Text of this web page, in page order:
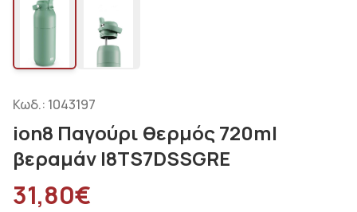
Κωδ.: 1043197
ion8 Παγούρι θερμός 720ml
βεραμάν I8TS7DSSGRE
31,80€